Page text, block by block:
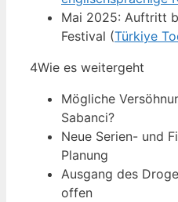
Mai 2025: Auftritt
Festival (Türkiye
4Wie es weitergeht
Mögliche
Sabanci?
Neue Serien- und
Planung
Ausgang des
offen